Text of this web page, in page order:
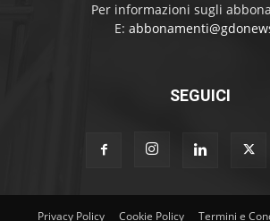
Per informazioni sugli
E:
SEGUICI
Privacy Policy Cookie Policy Termini e